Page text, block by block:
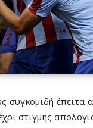
συγκομιδή
στιγμής